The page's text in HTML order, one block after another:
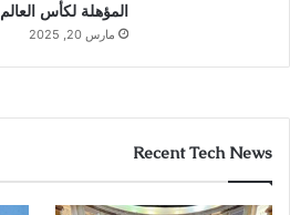
المؤهلة لكأس العالم
مارس 20, 2025
Recent Tech News